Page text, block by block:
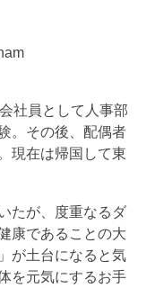
社員として人事部
。その後、配偶者
現在は帰国して東
たが、度重なるダ
康であることの大
が土台になると気
を元気にするお手